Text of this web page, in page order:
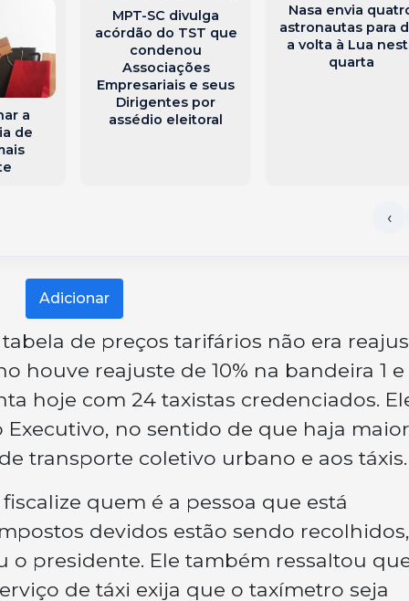
a
de
MPT-SC divulga
acórdão do TST que
condenou
Associações
Empresariais e seus
Dirigentes por
assédio eleitoral
Nasa envia
astronautas para
a volta à Lua
quarta
Adicionar
de preços tarifários não era
houve reajuste de 10% na bandeira 1 e
hoje com 24 taxistas credenciados.
no sentido de que haja maior
transporte coletivo urbano e aos táxis.
quem é a pessoa que está
devidos estão sendo recolhidos,
o presidente. Ele também ressaltou
de táxi exija que o taxímetro seja